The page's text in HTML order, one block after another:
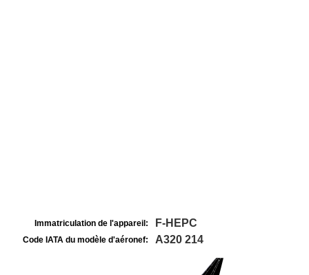
Immatriculation de l'appareil: F-HEPC
Code IATA du modèle d'aéronef: A320 214